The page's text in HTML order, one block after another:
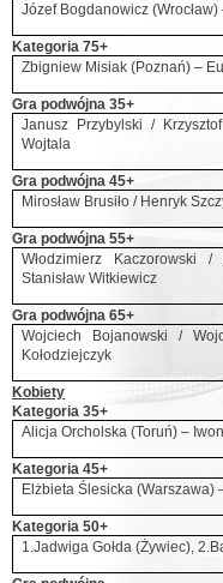
Józef Bogdanowicz
Kategoria 75+
Zbigniew Misiak (Poznań) –
Gra podwójna 35+
Janusz Przybylski /
Wojtala
Gra podwójna 45+
Mirosław Brusiło / Henryk
Gra podwójna 55+
Włodzimierz Kaczorowski /
Stanisław Witkiewicz
Gra podwójna 65+
Wojciech Bojanowski /
Kołodziejczyk
Kobiety
Kategoria 35+
Alicja Orcholska (Toruń) –
Kategoria 45+
Elżbieta Ślesicka (Warszawa)
Kategoria 50+
1.Jadwiga Gołda (Żywiec),